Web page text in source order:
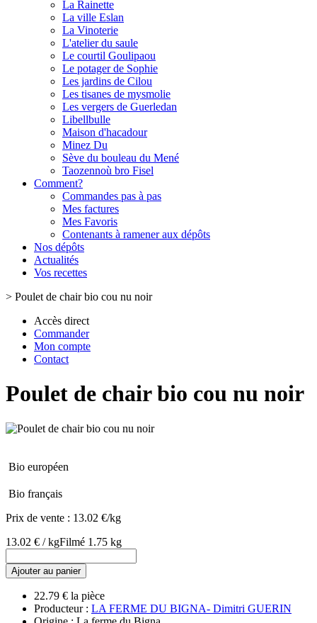
La Rainette
La ville Eslan
La Vinoterie
L'atelier du saule
Le courtil Goulipaou
Le potager de Sophie
Les jardins de Cilou
Les tisanes de mysmolie
Les vergers de Guerledan
Libellbulle
Maison d'hacadour
Minez Du
Sève du bouleau du Mené
Taozennoù bro Fisel
Comment?
Commandes pas à pas
Mes factures
Mes Favoris
Contenants à ramener aux dépôts
Nos dépôts
Actualités
Vos recettes
> Poulet de chair bio cou nu noir
Accès direct
Commander
Mon compte
Contact
Poulet de chair bio cou nu noir
Bio européen
Bio français
Prix de vente : 13.02 €/kg
13.02 € / kgFilmé 1.75 kg
Ajouter au panier
22.79 € la pièce
Producteur : LA FERME DU BIGNA- Dimitri GUERIN